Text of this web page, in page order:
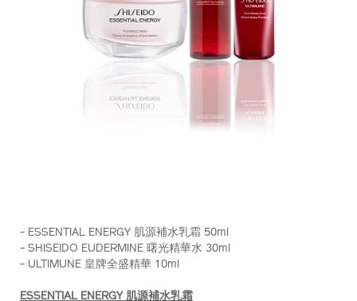
50ml-
%E7%B5%84%E5%90%88-
hk%24880%29-
編
號：
Z11714_hk
- ESSENTIAL ENERGY 肌源補水乳霜 50ml
- SHISEIDO EUDERMINE 曙光精華水 30ml
- ULTIMUNE 皇牌全盛精華 10ml
ESSENTIAL ENERGY 肌源補水乳霜